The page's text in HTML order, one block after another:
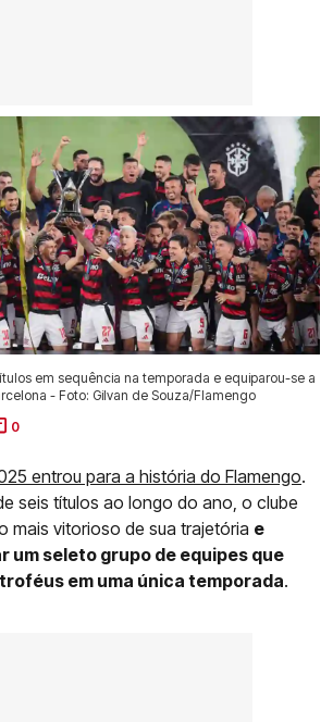
em sequência na temporada e equiparou-se a
- Foto: Gilvan de Souza/Flamengo
0
entrou para a história do Flamengo.
seis títulos ao longo do ano, o clube
mais vitorioso de sua trajetória e
um seleto grupo de equipes que
em uma única temporada.